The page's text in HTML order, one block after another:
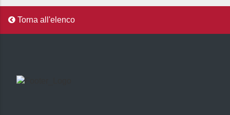
Torna all'elenco